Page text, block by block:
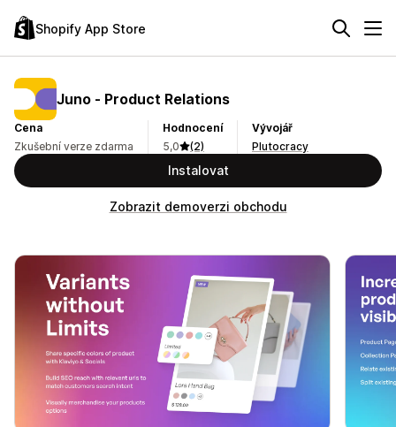
Shopify App Store
Juno ‑ Product Relations
Cena
Zkušební verze zdarma
Hodnocení
5,0
(2)
Vývojář
Plutocracy
Instalovat
Zobrazit demoverzi obchodu